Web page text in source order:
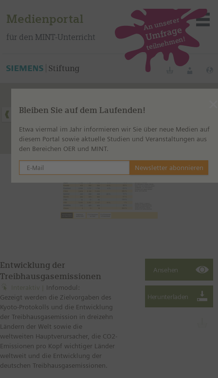
Medienportal
für den MINT-Unterricht
Über das Portal
Mediensuche
Methoden
An unserer
Umfrage
teilnehmen!
Entwicklung der
Treibhausgasemissionen
Interaktiv
Infomodul:
Gezeigt werden die Zielvorgaben des
Kyoto-Protokolls und die Entwicklung
der Treibhausgasemission in dreizehn
Ländern der Welt sowie die
weltweiten Hauptverursacher, die CO2-
Emissionen pro Kopf wichtiger Länder
weltweit und die Entwicklung der
deutschen Treibhausgasemissionen.
Dieses Medium finden Sie auf unserem spanischen
Bleiben Sie auf dem Laufenden!
Etwa viermal im Jahr informieren wir Sie über neue Medien auf
diesem Portal sowie aktuelle Studien und Veranstaltungen aus
den Bereichen OER und MINT.